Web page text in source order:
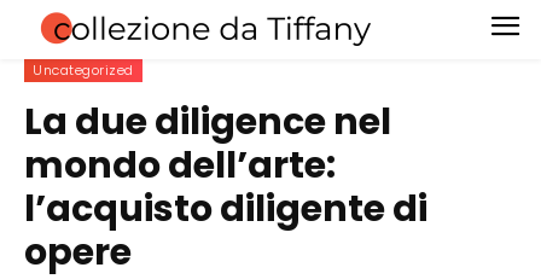
Uncategorized
La due diligence nel
mondo dell’arte:
l’acquisto diligente di
opere